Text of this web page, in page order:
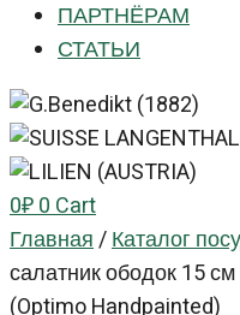
ПАРТНЁРАМ
СТАТЬИ
0₽0Cart
Главная/Каталог
салатник ободок 15
(Optimo Handpainted)